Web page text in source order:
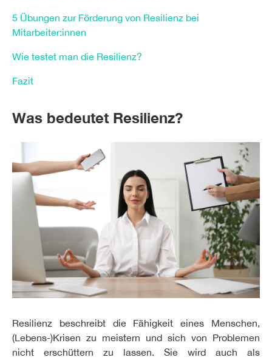
5 Übungen zur Förderung von Resilienz bei
Mitarbeiter:innen
Wie testet man die Resilienz?
Fazit
Was bedeutet Resilienz?
Resilienz beschreibt die Fähigkeit eines Menschen,
(Lebens-)Krisen zu meistern und sich von Problemen
nicht erschüttern zu lassen. Sie wird auch als